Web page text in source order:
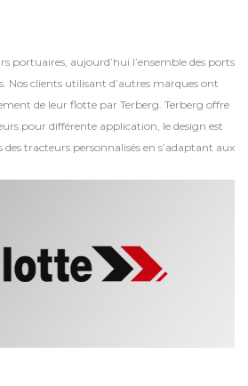
portuaires, aujourd’hui l’ensemble des ports
Nos clients utilisant d’autres marques ont
de leur flotte par Terberg. Terberg offre
pour différente application, le design est
tracteurs personnalisés en s’adaptant aux